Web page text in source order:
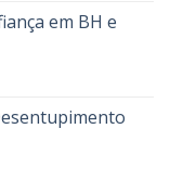
em BH e